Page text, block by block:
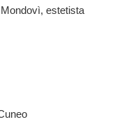
estetista